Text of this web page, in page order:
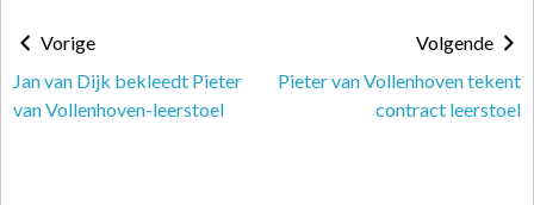
Vorige
Jan van Dijk bekleedt Pieter
van Vollenhoven-leerstoel
Volgende
Pieter van Vollenhoven tekent
contract leerstoel